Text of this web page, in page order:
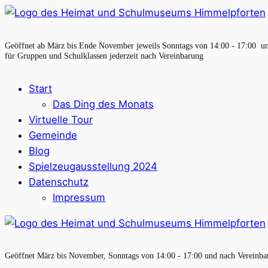
Geöffnet ab März bis Ende November jeweils Sonntags von 14:00 - 17:00
für Gruppen und Schulklassen jederzeit nach Vereinbarung
Start
Das Ding des Monats
Virtuelle Tour
Gemeinde
Blog
Spielzeugausstellung 2024
Datenschutz
Impressum
Geöffnet März bis November, Sonntags von 14:00 - 17:00 und nach